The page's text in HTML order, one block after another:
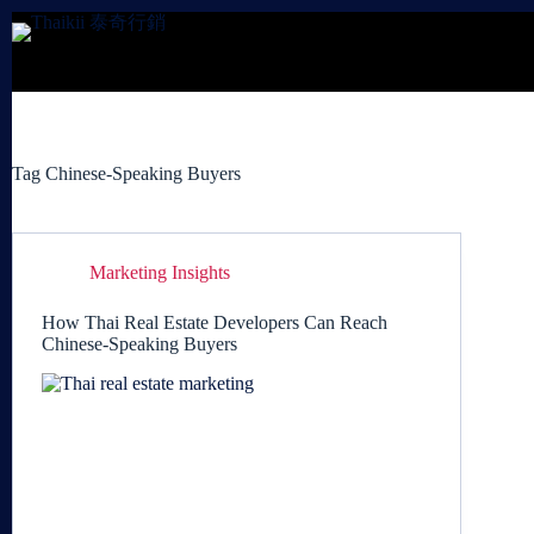
Skip
to
Tag Chinese-Speaking Buyers
Marketing Insights
How Thai Real Estate Developers Can Reach
Chinese-Speaking Buyers